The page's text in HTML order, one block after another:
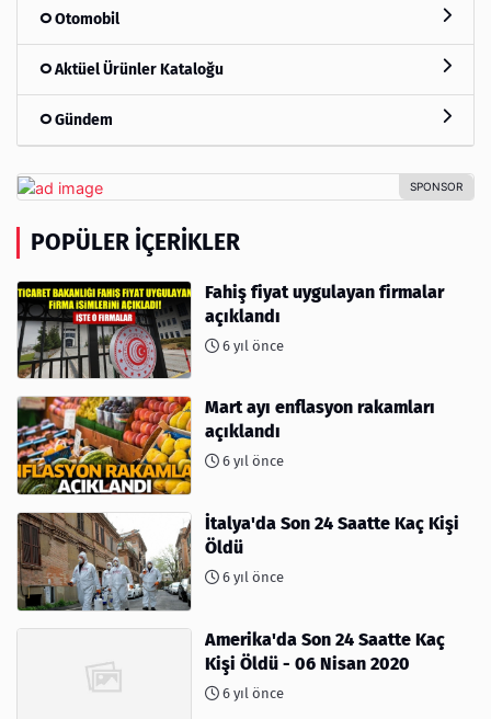
Otomobil
Aktüel Ürünler Kataloğu
Gündem
POPÜLER İÇERIKLER
Fahiş fiyat uygulayan firmalar
açıklandı
6 yıl önce
Mart ayı enflasyon rakamları
açıklandı
6 yıl önce
İtalya'da Son 24 Saatte Kaç Kişi
Öldü
6 yıl önce
Amerika'da Son 24 Saatte Kaç
Kişi Öldü - 06 Nisan 2020
6 yıl önce